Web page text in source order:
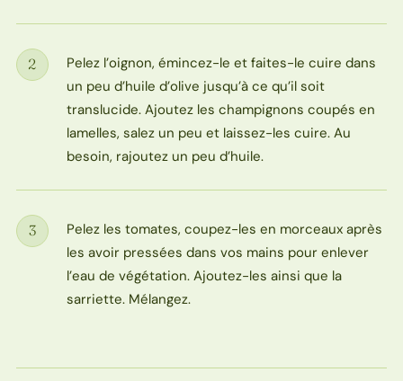
Étape
2
Pelez l’oignon, émincez-le et faites-le cuire dans
un peu d’huile d’olive jusqu’à ce qu’il soit
translucide. Ajoutez les champignons coupés en
lamelles, salez un peu et laissez-les cuire. Au
besoin, rajoutez un peu d’huile.
Étape
3
Pelez les tomates, coupez-les en morceaux après
les avoir pressées dans vos mains pour enlever
l’eau de végétation. Ajoutez-les ainsi que la
sarriette. Mélangez.